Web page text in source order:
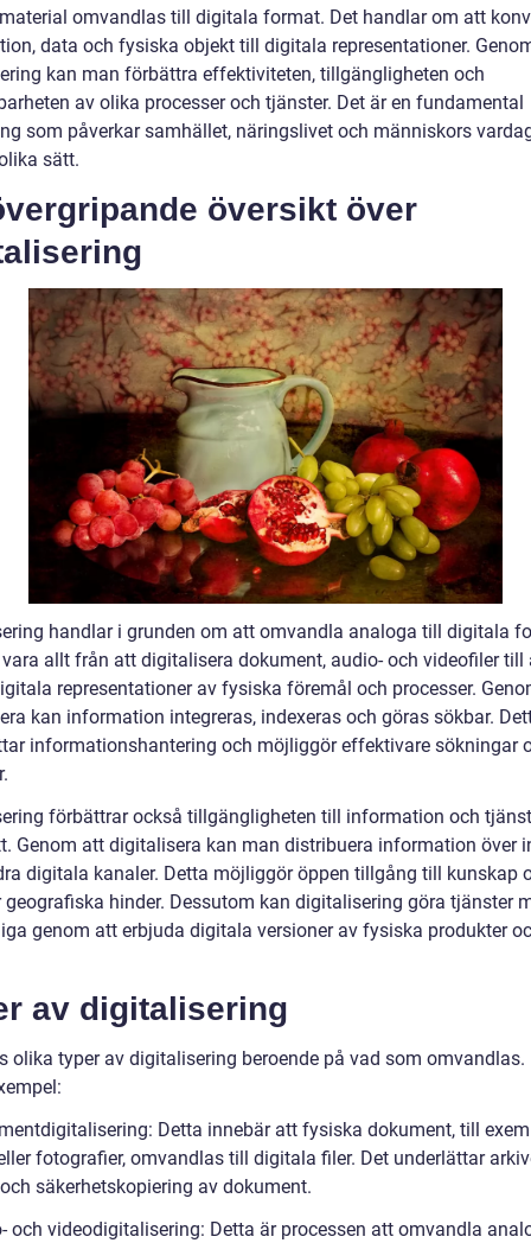
omvandlas till digitala format. Det handlar om att
data och fysiska objekt till digitala representationer.
kan man förbättra effektiviteten, tillgängligheten och
av olika processer och tjänster. Det är en fundamental
som påverkar samhället, näringslivet och människors
sätt.
översikt över
handlar i grunden om att omvandla analoga till digitala
allt från att digitalisera dokument, audio- och videofiler till
representationer av fysiska föremål och processer.
kan information integreras, indexeras och göras sökbar.
informationshantering och möjliggör effektivare sökningar
förbättrar också tillgängligheten till information och
Genom att digitalisera kan man distribuera information över
digitala kanaler. Detta möjliggör öppen tillgång till kunskap
hinder. Dessutom kan digitalisering göra tjänster
genom att erbjuda digitala versioner av fysiska produkter
av digitalisering
olika typer av digitalisering beroende på vad som omvandlas.
Detta innebär att fysiska dokument, till
fotografier, omvandlas till digitala filer. Det underlättar
säkerhetskopiering av dokument.
och videodigitalisering: Detta är processen att omvandla